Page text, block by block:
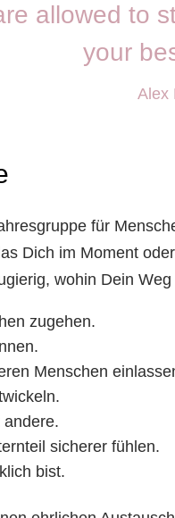
allowed to
your
Alex
für
Dich im Moment
wohin Dein
zugehen.
Menschen
sicherer fühlen.
bist.